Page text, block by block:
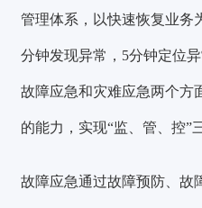
管理体系，以快速恢复业务
分钟发现异常，5分钟定位
故障应急和灾难应急两个方
的能力，实现“监、管、控”
故障应急通过故障预防、故